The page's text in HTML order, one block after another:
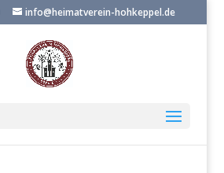
info@heimatverein-hohkeppel.de